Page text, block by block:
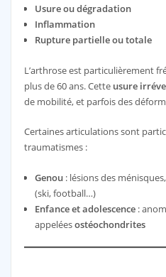
Usure ou dégradation
Inflammation
Rupture partielle ou totale
L’arthrose est particulièrement
plus de 60 ans. Cette usure
de mobilité, et parfois des
Certaines articulations sont
traumatismes :
Genou: lésions des
(ski, football…)
Enfance et adolescence:
appeléesostéochondrites